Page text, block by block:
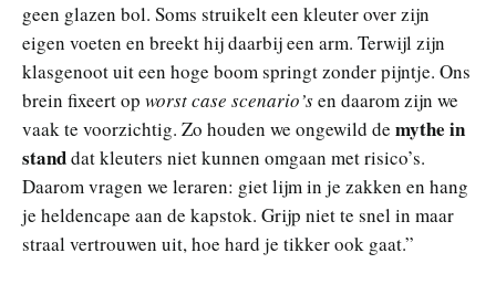
geen glazen bol. Soms struikelt een kleuter over zijn
eigen voeten en breekt hij daarbij een arm. Terwijl zijn
klasgenoot uit een hoge boom springt zonder pijntje. Ons
brein fixeert op worst case scenario’sen daarom zijn we
vaak te voorzichtig. Zo houden we ongewild de mythe in
standdat kleuters niet kunnen omgaan met risico’s.
Daarom vragen we leraren: giet lijm in je zakken en hang
je heldencape aan de kapstok. Grijp niet te snel in maar
straal vertrouwen uit, hoe hard je tikker ook gaat.”